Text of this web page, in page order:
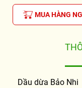
MUA HÀNG
Dầu dừa Bảo Nhi